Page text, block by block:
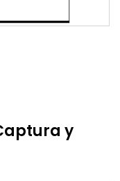
y